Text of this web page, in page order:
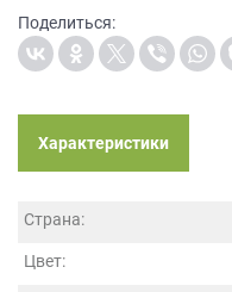
Поделиться:
Характеристики
Страна:
Цвет:
порядке
Политики
обработки
персональных